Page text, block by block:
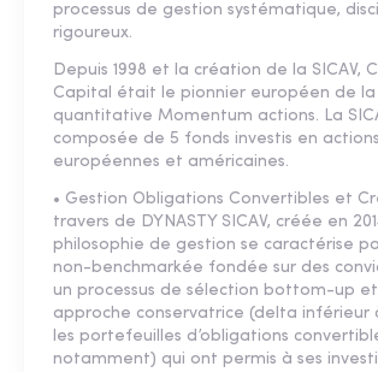
processus de gestion systématique,
rigoureux.
Depuis 1998 et la création de la SICAV,
Capital était le pionnier européen de
quantitative Momentum actions. La
composée de 5 fonds investis en actions
européennes et américaines.
• Gestion Obligations Convertibles et
travers de DYNASTY SICAV, créée en
philosophie de gestion se caractérise
non-benchmarkée fondée sur des
un processus de sélection bottom-up
approche conservatrice (delta inférieur
les portefeuilles d’obligations
notamment) qui ont permis à ses